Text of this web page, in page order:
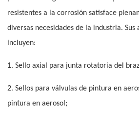
resistentes a la corrosión satisface
diversas necesidades de la industria. Sus
incluyen:
1. Sello axial para junta rotatoria del
2. Sellos para válvulas de pintura en
pintura en aerosol;